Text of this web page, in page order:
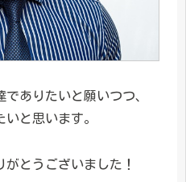
ありたいと願いつつ、
と思います。
とうございました！